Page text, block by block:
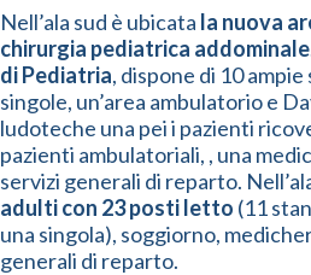
Nell’ala sud è ubicata la nuova
chirurgia pediatrica addominale
di Pediatria, dispone di 10
singole, un’area ambulatorio e
ludoteche una pei i pazienti
pazienti ambulatoriali, , una
servizi generali di reparto.
adulticon 23 posti letto (11
una singola), soggiorno,
generali di reparto.